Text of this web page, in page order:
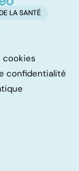
LA SANTÉ
cookies
confidentialité